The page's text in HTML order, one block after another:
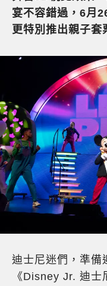
宴不容錯過，6月
更特別推出親子套
迪士尼迷們，準備
《Disney Jr. 迪